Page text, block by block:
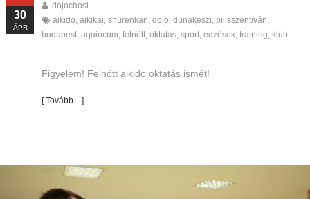
dojochosi
aikido, aikikai, shurenkan, dojo, dunakeszi, pilisszentíván,
budapest, aquincum, felnőtt, oktatás, sport, edzések, training, klub
Figyelem! Felnőtt aikido oktatás ismét!
[ Tovább... ]
30
ÁPR